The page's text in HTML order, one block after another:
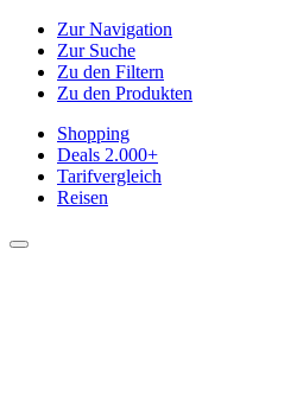
Zur Navigation
Zur Suche
Zu den Filtern
Zu den Produkten
Shopping
Deals 2.000+
Tarifvergleich
Reisen